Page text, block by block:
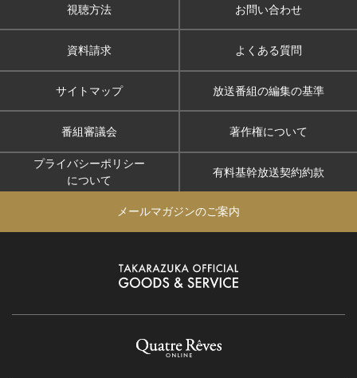
視聴方法 お問い合わせ
資料請求 よくある質問
サイトマップ 放送番組の編集の基準
番組審議会 著作権について
プライバシーポリシー
について
有料基幹放送契約約款
メールマガジンのご案内